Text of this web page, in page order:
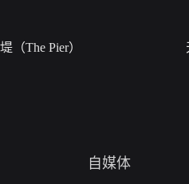
堤（The Pier）
自媒体